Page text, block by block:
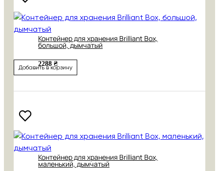
Контейнер для хранения Brilliant Box,
большой, дымчатый
2288 ₴
Добавить в корзину
Контейнер для хранения Brilliant Box,
маленький, дымчатый